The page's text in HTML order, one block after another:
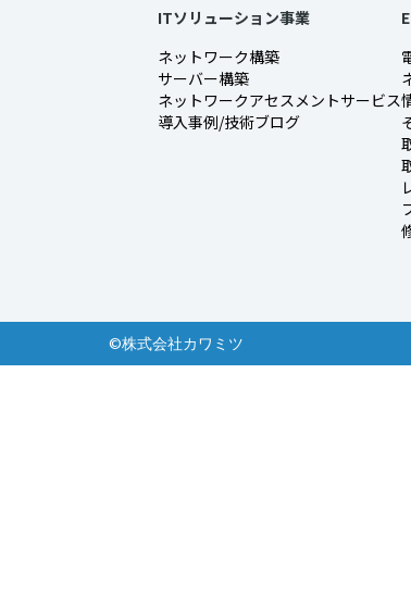
ITソリューション事業
ネットワーク構築
サーバー構築
ネットワークアセスメントサービス
導入事例/技術ブログ
©株式会社カワミツ